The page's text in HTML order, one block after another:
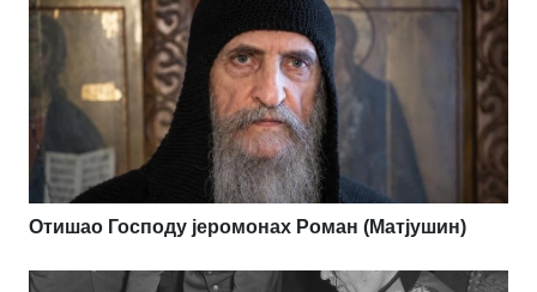
Отишао Господу јеромонах Роман (Матјушин)